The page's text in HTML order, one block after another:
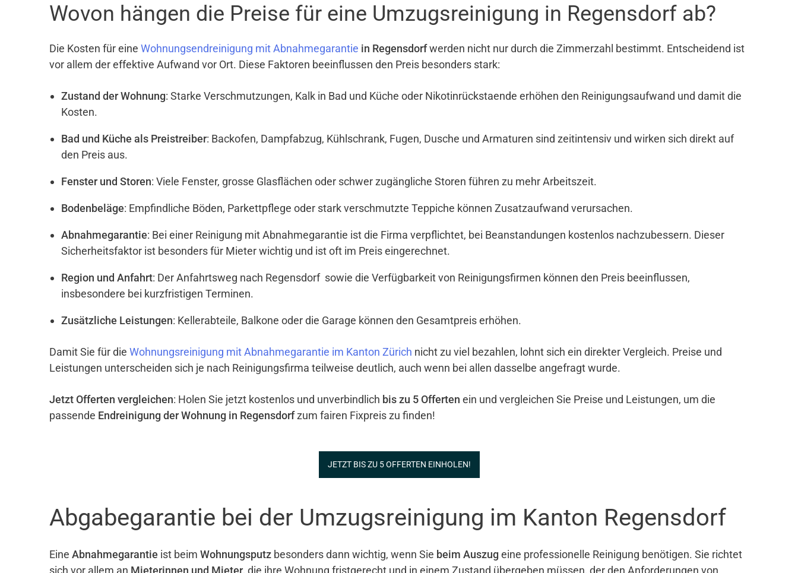
Wovon hängen die Preise für eine Umzugsreinigung in Regensdorf ab?
Die Kosten für eine Wohnungsendreinigung mit Abnahmegarantie in Regensdorfwerden nicht nur durch die Zimmerzahl bestimmt. Entscheidend ist
vor allem der effektive Aufwand vor Ort. Diese Faktoren beeinflussen den Preis besonders stark:
Zustand der Wohnung: Starke Verschmutzungen, Kalk in Bad und Küche oder Nikotinrückstaende erhöhen den Reinigungsaufwand und damit die
Kosten.
Bad und Küche als Preistreiber: Backofen, Dampfabzug, Kühlschrank, Fugen, Dusche und Armaturen sind zeitintensiv und wirken sich direkt auf
den Preis aus.
Fenster und Storen: Viele Fenster, grosse Glasflächen oder schwer zugängliche Storen führen zu mehr Arbeitszeit.
Bodenbeläge: Empfindliche Böden, Parkettpflege oder stark verschmutzte Teppiche können Zusatzaufwand verursachen.
Abnahmegarantie: Bei einer Reinigung mit Abnahmegarantie ist die Firma verpflichtet, bei Beanstandungen kostenlos nachzubessern. Dieser
Sicherheitsfaktor ist besonders für Mieter wichtig und ist oft im Preis eingerechnet.
Region und Anfahrt: Der Anfahrtsweg nach Regensdorf sowie die Verfügbarkeit von Reinigungsfirmen können den Preis beeinflussen,
insbesondere bei kurzfristigen Terminen.
Zusätzliche Leistungen: Kellerabteile, Balkone oder die Garage können den Gesamtpreis erhöhen.
Damit Sie für die Wohnungsreinigung mit Abnahmegarantie im Kanton Zürich nicht zu viel bezahlen, lohnt sich ein direkter Vergleich. Preise und
Leistungen unterscheiden sich je nach Reinigungsfirma teilweise deutlich, auch wenn bei allen dasselbe angefragt wurde.
Jetzt Offerten vergleichen: Holen Sie jetzt kostenlos und unverbindlich bis zu 5 Offerten ein und vergleichen Sie Preise und Leistungen, um die
passende Endreinigung der Wohnung in Regensdorfzum fairen Fixpreis zu finden!
JETZT BIS ZU 5 OFFERTEN EINHOLEN!
Abgabegarantie bei der Umzugsreinigung im Kanton Regensdorf
Eine Abnahmegarantie ist beim Wohnungsputz besonders dann wichtig, wenn Sie beim Auszug eine professionelle Reinigung benötigen. Sie richtet
sich vor allem an Mieterinnen und Mieter, die ihre Wohnung fristgerecht und in einem Zustand übergeben müssen, der den Anforderungen von